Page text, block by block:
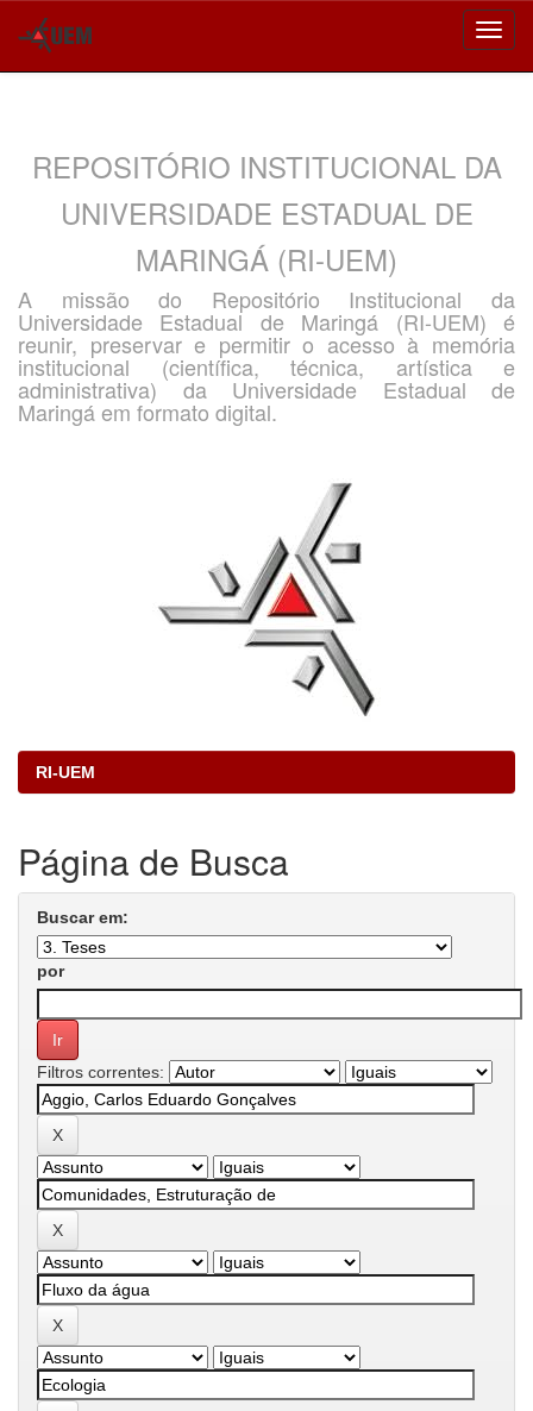
REPOSITÓRIO INSTITUCIONAL DA
UNIVERSIDADE ESTADUAL DE
MARINGÁ (RI-UEM)
A missão do Repositório Institucional da
Universidade Estadual de Maringá (RI-UEM) é
reunir, preservar e permitir o acesso à memória
institucional (científica, técnica, artística e
administrativa) da Universidade Estadual de
Maringá em formato digital.
RI-UEM
Página de Busca
Buscar em:
por
Filtros correntes: